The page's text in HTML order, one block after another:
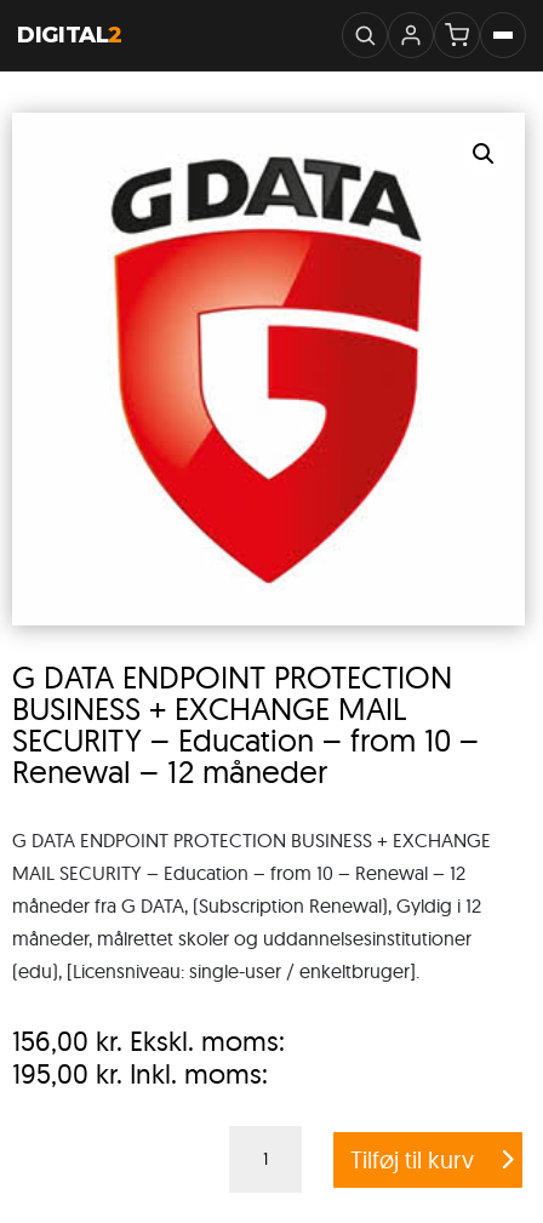
DIGITAL2
G DATA ENDPOINT PROTECTION
BUSINESS + EXCHANGE MAIL
SECURITY – Education – from 10 –
Renewal – 12 måneder
G DATA ENDPOINT PROTECTION BUSINESS + EXCHANGE
MAIL SECURITY – Education – from 10 – Renewal – 12
måneder fra G DATA, (Subscription Renewal), Gyldig i 12
måneder, målrettet skoler og uddannelsesinstitutioner
(edu), [Licensniveau: single-user / enkeltbruger].
156,00 kr. Ekskl. moms:
195,00 kr. Inkl. moms:
Tilføj til kurv